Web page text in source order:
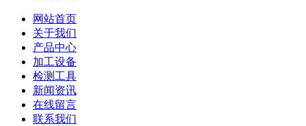
网站首页
关于我们
产品中心
加工设备
检测工具
新闻资讯
在线留言
联系我们